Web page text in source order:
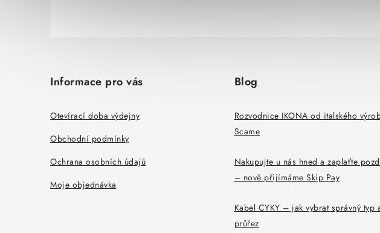
Informace pro vás
Otevírací doba výdejny
Obchodní podmínky
Ochrana osobních údajů
Moje objednávka
Blog
Rozvodnice IKONA od italského
Scame
Nakupujte u nás hned a zaplaťte
– nově přijímáme Skip Pay
Kabel CYKY – jak vybrat správný typ
průřez